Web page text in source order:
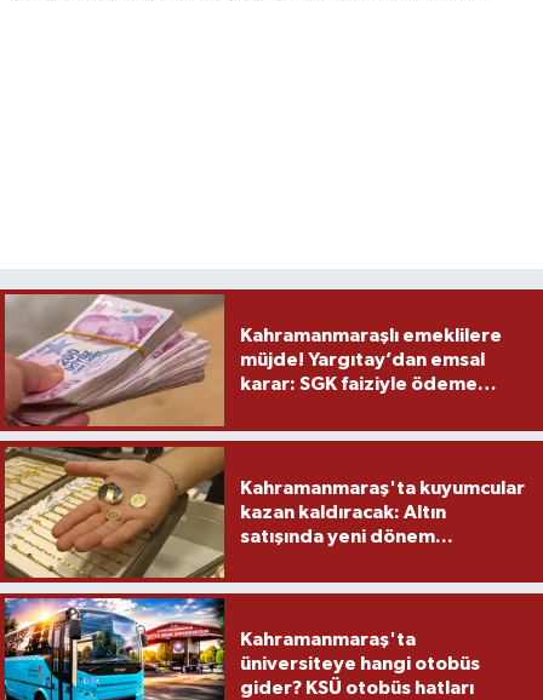
Kahramanmaraşlı emeklilere
müjde! Yargıtay’dan emsal
karar: SGK faiziyle ödeme
Kahramanmaraş'ta kuyumcular
kazan kaldıracak: Altın
satışında yeni dönem...
Kahramanmaraş'ta
üniversiteye hangi otobüs
gider? KSÜ otobüs hatları